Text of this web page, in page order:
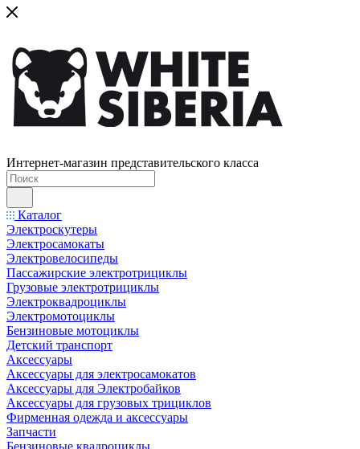
Интернет-магазин представительского класса
Каталог
Электроскутеры
Электросамокаты
Электровелосипеды
Пассажирские электротрициклы
Грузовые электротрициклы
Электроквадроциклы
Электромотоциклы
Бензиновые мотоциклы
Детский транспорт
Аксессуары
Аксессуары для электросамокатов
Аксессуары для Электробайков
Аксессуары для грузовых трициклов
Фирменная одежда и аксессуары
Запчасти
Бензиновые квадроциклы